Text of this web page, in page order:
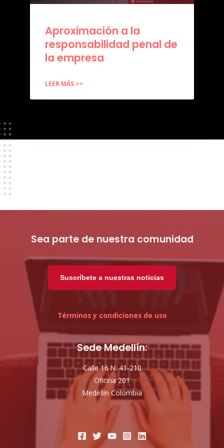
Aproximación a la
responsabilidad penal de
la empresa
LEER MÁS >>
Sea parte de nuestra comunidad
Suscríbete a nuestras noticias
Términos y condiciones de uso
Sede Medellín:
Calle 16 N. 41-210
Oficina 201
Medellín Colombia